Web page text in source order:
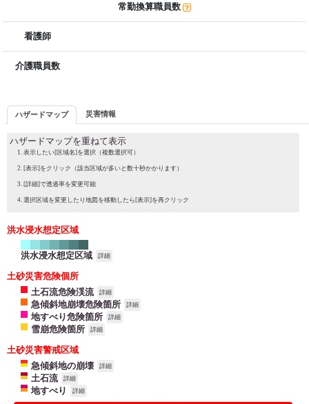
常勤換算職員数
看護師
介護職員数
ハザードマップ 災害情報
ハザードマップを重ねて表示
表示したい[区域名]を選択（複数選択可）
[表示]をクリック（該当区域が多いと数十秒かかります）
[詳細]で透過率を変更可能
選択区域を変更したり地図を移動したら[表示]を再クリック
洪水浸水想定区域
洪水浸水想定区域 詳細
土砂災害危険個所
土石流危険渓流
詳細
急傾斜地崩壊危険箇所 詳細
地すべり危険箇所 詳細
雪崩危険箇所 詳細
土砂災害警戒区域
急傾斜地の崩壊
詳細
土石流 詳細
地すべり 詳細